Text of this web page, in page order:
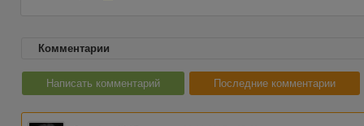
Комментарии
Написать комментарий Последние комментарии